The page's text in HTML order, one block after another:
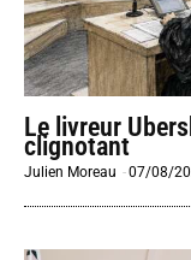
Le livreur
clignotant
Julien Moreau -07/08/